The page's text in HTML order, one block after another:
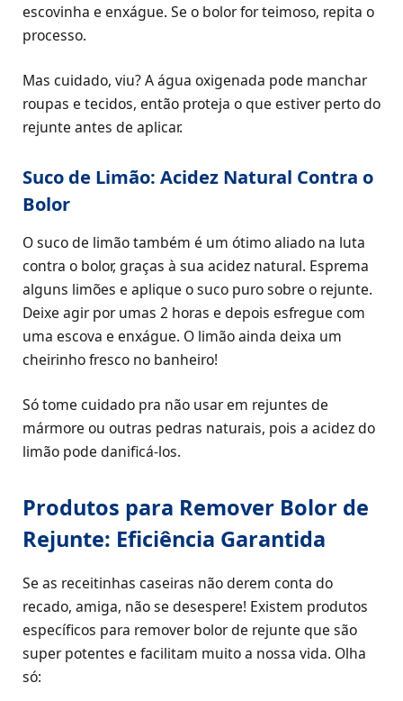
escovinha e enxágue. Se o bolor for teimoso, repita o
processo.
Mas cuidado, viu? A água oxigenada pode manchar
roupas e tecidos, então proteja o que estiver perto do
rejunte antes de aplicar.
Suco de Limão: Acidez Natural Contra o
Bolor
O suco de limão também é um ótimo aliado na luta
contra o bolor, graças à sua acidez natural. Esprema
alguns limões e aplique o suco puro sobre o rejunte.
Deixe agir por umas 2 horas e depois esfregue com
uma escova e enxágue. O limão ainda deixa um
cheirinho fresco no banheiro!
Só tome cuidado pra não usar em rejuntes de
mármore ou outras pedras naturais, pois a acidez do
limão pode danificá-los.
Produtos para Remover Bolor de
Rejunte: Eficiência Garantida
Se as receitinhas caseiras não derem conta do
recado, amiga, não se desespere! Existem produtos
específicos para remover bolor de rejunte que são
super potentes e facilitam muito a nossa vida. Olha
só: